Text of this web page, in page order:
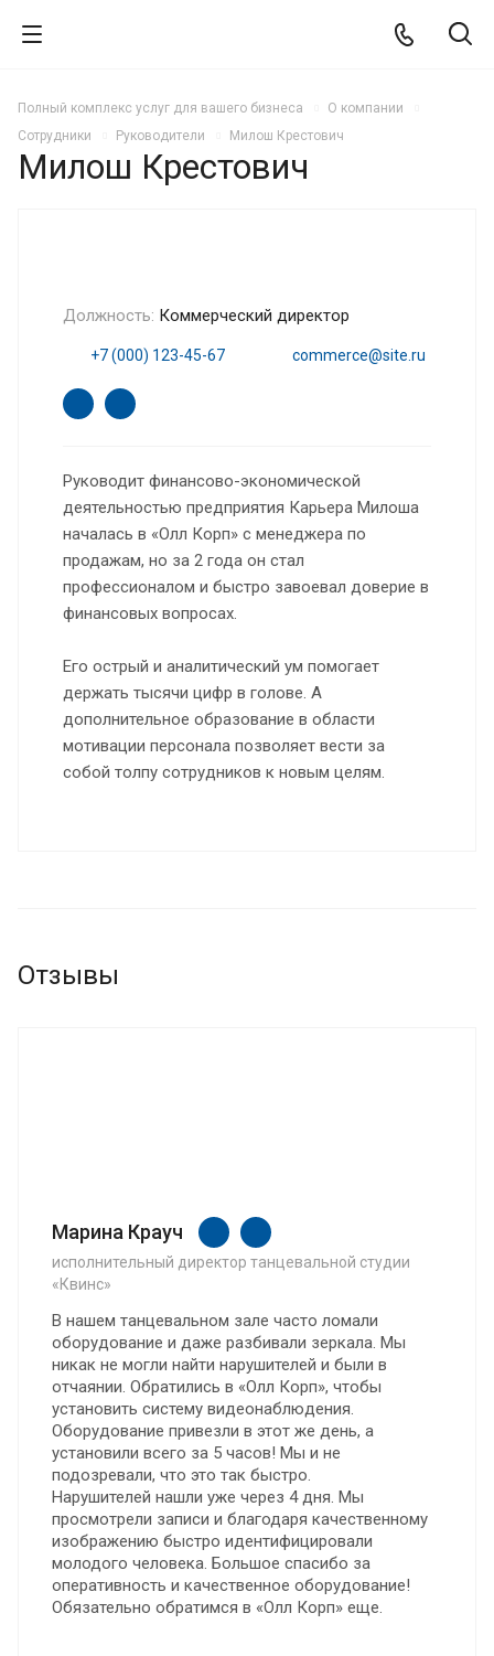
Полный комплекс услуг для вашего бизнеса
О компании
Сотрудники
Руководители Милош Крестович
Милош Крестович
Должность: Коммерческий директор
+7 (000) 123-45-67 commerce@site.ru
Руководит финансово-экономической
деятельностью предприятия Карьера Милоша
началась в «Олл Корп» с менеджера по
продажам, но за 2 года он стал
профессионалом и быстро завоевал доверие в
финансовых вопросах.
Его острый и аналитический ум помогает
держать тысячи цифр в голове. А
дополнительное образование в области
мотивации персонала позволяет вести за
собой толпу сотрудников к новым целям.
Отзывы
Марина Крауч
исполнительный директор танцевальной студии
«Квинс»
В нашем танцевальном зале часто ломали
оборудование и даже разбивали зеркала. Мы
никак не могли найти нарушителей и были в
отчаянии. Обратились в «Олл Корп», чтобы
установить систему видеонаблюдения.
Оборудование привезли в этот же день, а
установили всего за 5 часов! Мы и не
подозревали, что это так быстро.
Нарушителей нашли уже через 4 дня. Мы
просмотрели записи и благодаря качественному
изображению быстро идентифицировали
молодого человека. Большое спасибо за
оперативность и качественное оборудование!
Обязательно обратимся в «Олл Корп» еще.